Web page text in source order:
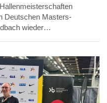
Deutschen Masters-
wieder…